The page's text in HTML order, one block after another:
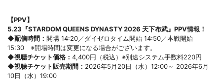
【PPV】
5.23『STARDOM QUEENS DYNASTY 2026 天下布武』PPV情報！
◆配信時間： 開場 14:20／ダイゼロタイム開始 14:50／本戦開始
15:30 ※開場時間は変更になる場合がございます。
◆視聴チケット価格： 4,400円（税込）※別途システム手数料220円
◆視聴チケット販売期間： 2026年5月20日（水）12:00～ 2026年6月
10日（水）19:00